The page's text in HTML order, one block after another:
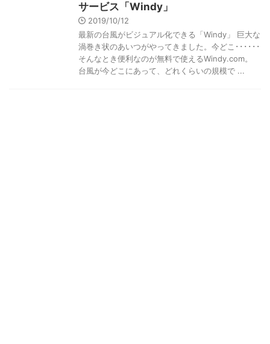
サービス「Windy」
2019/10/12
最新の台風がビジュアル化できる「Windy」 巨大な
渦巻き状のあいつがやってきました。今どこ･･････
そんなとき便利なのが無料で使えるWindy.com。
台風が今どこにあって、どれくらいの規模で ...